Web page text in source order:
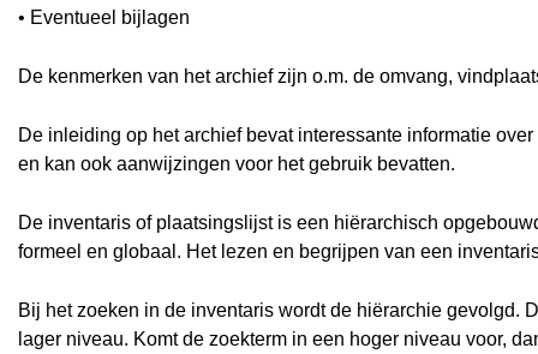
• Eventueel bijlagen
De kenmerken van het archief zijn o.m. de omvang,
De inleiding op het archief bevat interessante informatie
en kan ook aanwijzingen voor het gebruik bevatten.
De inventaris of plaatsingslijst is een hiërarchisch
formeel en globaal. Het lezen en begrijpen van een
Bij het zoeken in de inventaris wordt de hiërarchie gevolgd.
lager niveau. Komt de zoekterm in een hoger niveau voor,